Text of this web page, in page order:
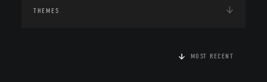
THEMES
MOST RECENT